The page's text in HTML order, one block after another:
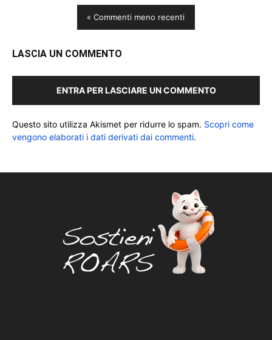
« Commenti meno recenti
LASCIA UN COMMENTO
ENTRA PER LASCIARE UN COMMENTO
Questo sito utilizza Akismet per ridurre lo spam. Scopri come
vengono elaborati i dati derivati dai commenti.